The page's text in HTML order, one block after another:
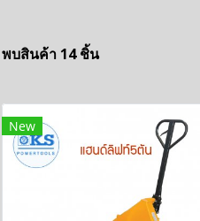
พบสินค้า 14 ชิ้น
New